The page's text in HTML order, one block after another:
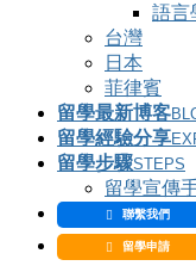
語言
台灣
日本
菲律賓
留學最新博客
留學經驗分享
留學步驟STEPS
留學宣傳
聯繫我們
留學申請